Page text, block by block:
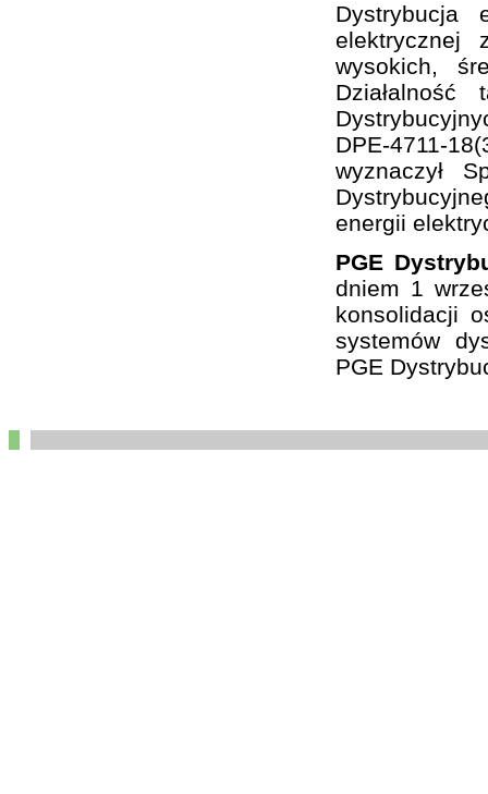
Dystrybucja
elektrycznej
wysokich,
DPE-4711-
wyznaczył
energii
PGE
dniem 1
konsolidacji
systemów
PGE